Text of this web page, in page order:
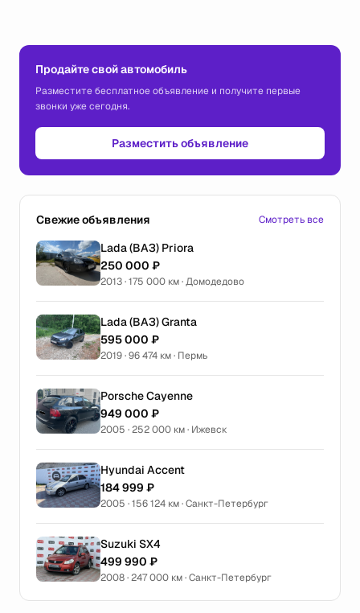
Продайте свой автомобиль
Разместите бесплатное объявление и получите первые
звонки уже сегодня.
Разместить объявление
Свежие объявления Смотреть все
Lada (ВАЗ) Priora
250 000 ₽
2013 · 175 000 км · Домодедово
Lada (ВАЗ) Granta
595 000 ₽
2019 · 96 474 км · Пермь
Porsche Cayenne
949 000 ₽
2005 · 252 000 км · Ижевск
Hyundai Accent
184 999 ₽
2005 · 156 124 км · Санкт-Петербург
Suzuki SX4
499 990 ₽
2008 · 247 000 км · Санкт-Петербург